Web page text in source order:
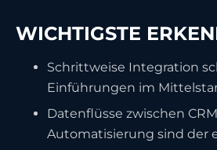
WICHTIGSTE
Schrittweise Integration
Einführungen im
Datenflüsse zwischen
Automatisierung sind der